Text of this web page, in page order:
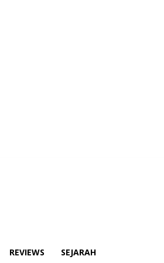
REVIEWS SEJARAH